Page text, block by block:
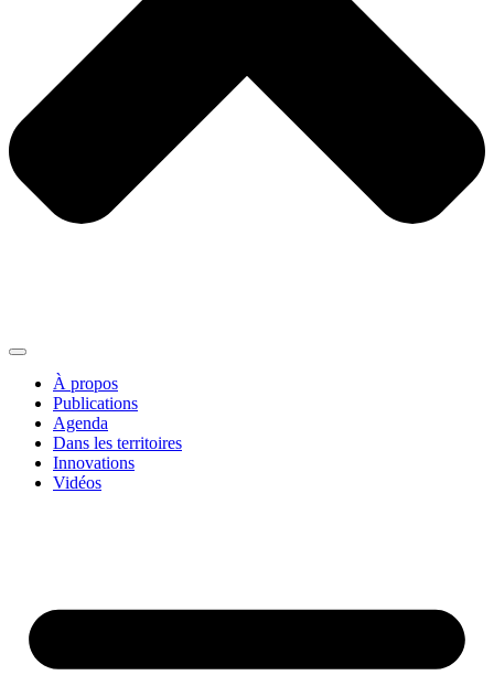
À propos
Publications
Agenda
Dans les territoires
Innovations
Vidéos